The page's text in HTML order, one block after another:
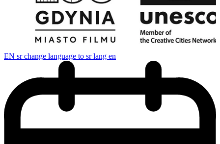
EN sr change language to sr lang en